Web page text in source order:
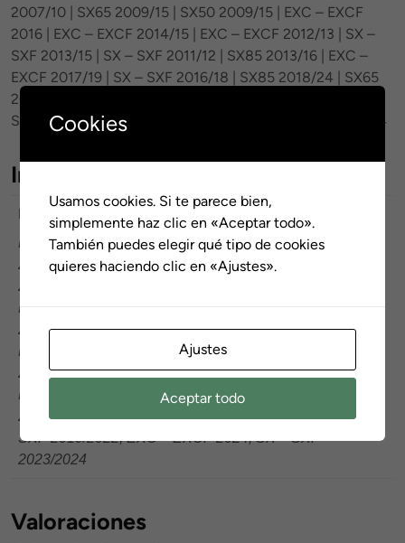
2007/10 | SX65 2009/15 | SX50 2009/15 | EXC – EXCF
2016 | EXC – EXCF 2014/15 | EXC – EXCF 2012/13 | SX –
SXF 2013/15 | SX – SXF 2011/12 | SX85 2013/16 | EXC –
EXCF 2017/19 | SX – SXF 2016/18 | SX85 2018/24 | SX65
2016/23 | SX50 2016/23 | EXC – EXCF 2020/2023 | SX –
SXF 2019/2022 | EXC – EXCF 2024 | SX – SXF 2023/2024
Información adicional
Modelo
EXC – EXCF 2005/07, EXC – EXCF 2004, EXC – EXCF
2003, SX – SXF 2005/06, SX – SXF 2003/04, SX – SXF
2001/02, SX85 2003/12, SX65 2002/08, SX50 2002/08,
EXC – EXCF 2008/11, SX – SXF 2007/10, SX65
2009/15, SX50 2009/15, EXC – EXCF 2016, EXC –
EXCF 2014/15, EXC – EXCF 2012/13, SX – SXF
2013/15, SX – SXF 2011/12, SX85 2013/16, EXC –
EXCF 2017/19, SX – SXF 2016/18, SX85 2018/24, SX65
2016/23, SX50 2016/23, EXC – EXCF 2020/2023, SX –
SXF 2019/2022, EXC – EXCF 2024, SX – SXF
2023/2024
Valoraciones
Cookies
Usamos cookies. Si te parece bien,
simplemente haz clic en «Aceptar todo».
También puedes elegir qué tipo de cookies
quieres haciendo clic en «Ajustes».
Ajustes
Aceptar todo